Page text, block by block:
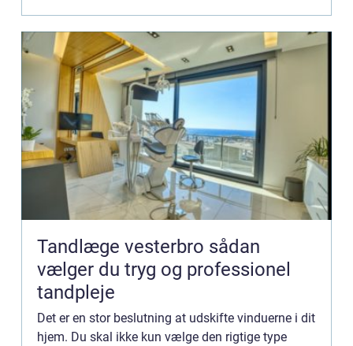
Tandlæge vesterbro sådan
vælger du tryg og professionel
tandpleje
Det er en stor beslutning at udskifte vinduerne i dit
hjem. Du skal ikke kun vælge den rigtige type